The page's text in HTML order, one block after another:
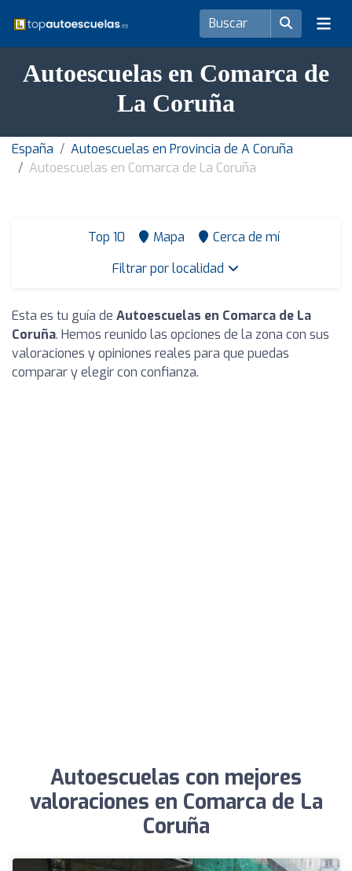
Autoescuelas en Comarca de
La Coruña
España
Autoescuelas en Provincia de A Coruña
Autoescuelas en Comarca de La Coruña
Top 10 Mapa
Cerca de mí
Filtrar por localidad
Esta es tu guía de Autoescuelas en Comarca de La
Coruña. Hemos reunido las opciones de la zona con sus
valoraciones y opiniones reales para que puedas
comparar y elegir con confianza.
Autoescuelas con mejores
valoraciones en Comarca de La
Coruña